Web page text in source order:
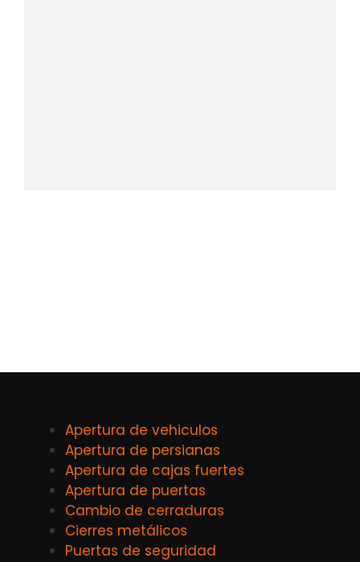
Apertura de vehiculos
Apertura de persianas
Apertura de cajas fuertes
Apertura de puertas
Cambio de cerraduras
Cierres metálicos
Puertas de seguridad